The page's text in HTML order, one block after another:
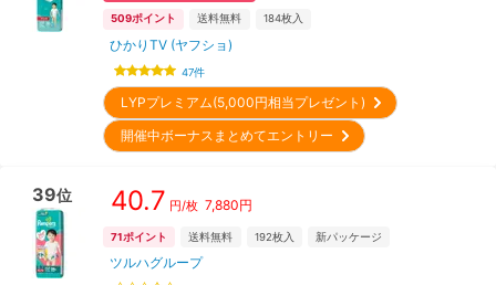
509ポイント 送料無料 184枚入
ひかりTV (ヤフショ)
47件
LYPプレミアム(5,000円相当プレゼント)
開催中ボーナスまとめてエントリー
39位 40.7 円/枚 7,880円
71ポイント 送料無料 192枚入 新パッケージ
ツルハグループ